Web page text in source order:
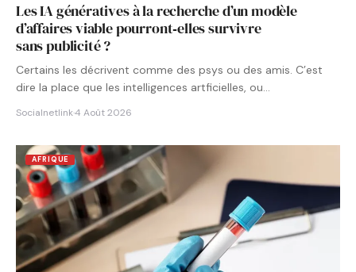
Les IA génératives à la recherche d’un modèle
d’affaires viable pourront‑elles survivre
sans publicité ?
Certains les décrivent comme des psys ou des amis. C’est
dire la place que les intelligences artficielles, ou…
Socialnetlink·4 Août 2026
AFRIQUE